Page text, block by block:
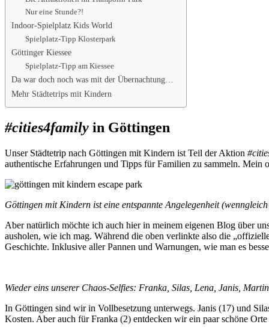
Nur eine Stunde?!
Indoor-Spielplatz Kids World
Spielplatz-Tipp Klosterpark
Göttinger Kiessee
Spielplatz-Tipp am Kiessee
Da war doch noch was mit der Übernachtung…
Mehr Städtetrips mit Kindern
#cities4family in Göttingen
Unser Städtetrip nach Göttingen mit Kindern ist Teil der Aktion
authentische Erfahrungen und Tipps für Familien zu sammeln.
Göttingen mit Kindern ist eine entspannte Angelegenheit
Aber natürlich möchte ich auch hier in meinem eigenen Blog über
ausholen, wie ich mag. Während die oben verlinkte also die
Geschichte. Inklusive aller Pannen und Warnungen, wie man es
Wieder eins unserer Chaos-Selfies: Franka, Silas, Lena, Janis,
In Göttingen sind wir in Vollbesetzung unterwegs. Janis (17) und
Kosten. Aber auch für Franka (2) entdecken wir ein paar schöne